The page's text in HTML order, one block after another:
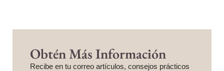
Obtén Más Información
Recibe en tu correo artículos, consejos prácticos